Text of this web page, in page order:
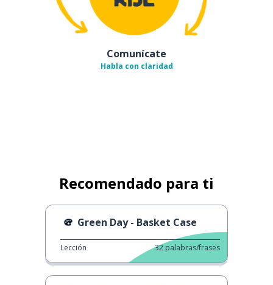
Comunícate
Habla con claridad
Recomendado para ti
Green Day - Basket Case
Lección 32 palabras/frases